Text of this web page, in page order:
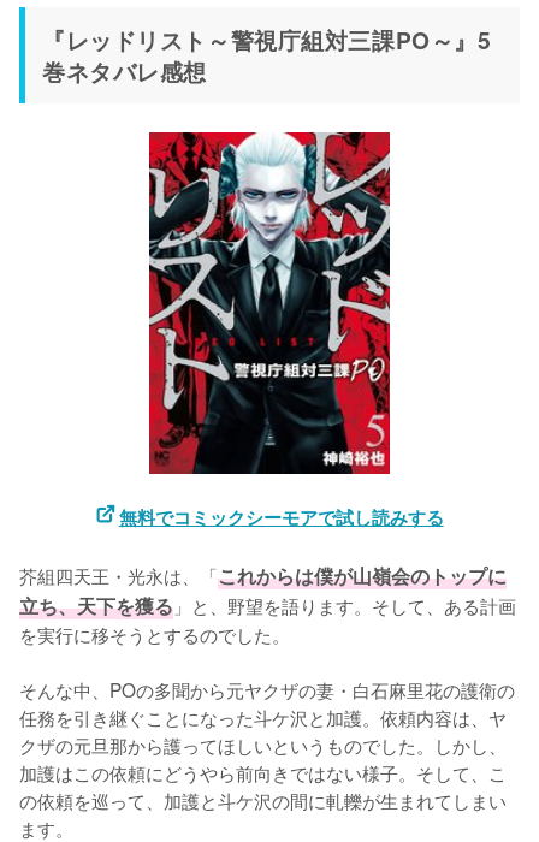
『レッドリスト～警視庁組対三課PO～』5
巻ネタバレ感想
無料でコミックシーモアで試し読みする
芥組四天王・光永は、「これからは僕が山嶺会のトップに
立ち、天下を獲る 」と、野望を語ります。そして、ある計画
を実行に移そうとするのでした。
そんな中、POの多聞から元ヤクザの妻・白石麻里花の護衛の
任務を引き継ぐことになった斗ケ沢と加護。依頼内容は、ヤ
クザの元旦那から護ってほしいというものでした。しかし、
加護はこの依頼にどうやら前向きではない様子。そして、こ
の依頼を巡って、加護と斗ケ沢の間に軋轢が生まれてしまい
ます。